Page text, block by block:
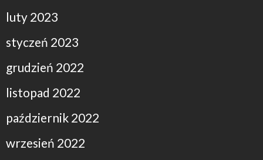
luty 2023
styczeń 2023
grudzień 2022
listopad 2022
październik 2022
wrzesień 2022